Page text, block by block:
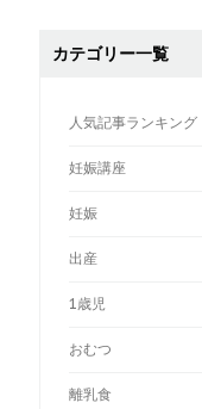
カテゴリー一覧
人気記事ランキング
妊娠講座
妊娠
出産
1歳児
おむつ
離乳食